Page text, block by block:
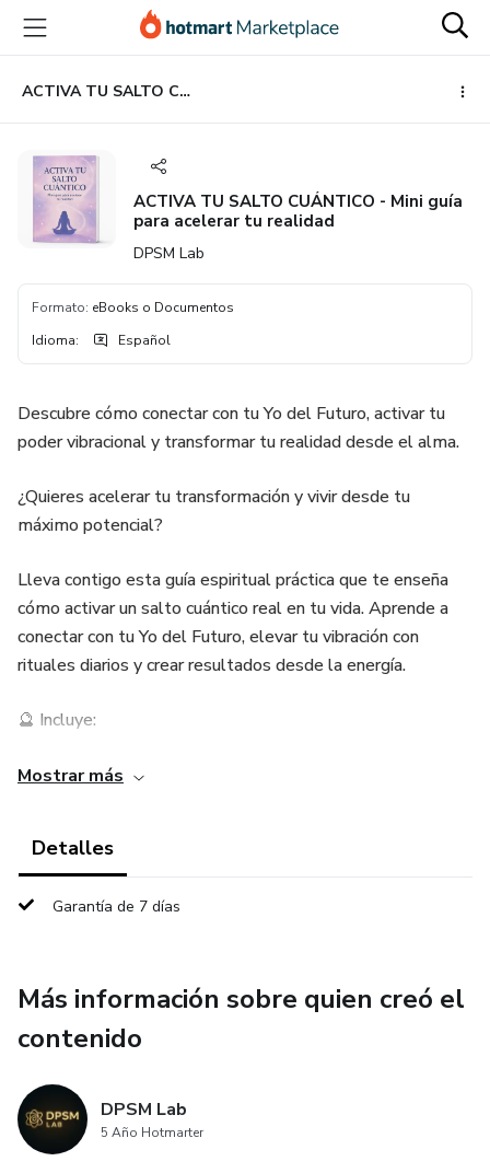
principal
página
de
página
ACTIVA TU SALTO CUÁNTICO - Mini guía para acelerar tu realidad
ACTIVA TU SALTO CUÁNTICO - Mini guía
para acelerar tu realidad
DPSM Lab
Formato: eBooks o Documentos
Idioma: Español
Descubre cómo conectar con tu Yo del Futuro, activar tu
poder vibracional y transformar tu realidad desde el alma.
¿Quieres acelerar tu transformación y vivir desde tu
máximo potencial?
Lleva contigo esta guía espiritual práctica que te enseña
cómo activar un salto cuántico real en tu vida. Aprende a
conectar con tu Yo del Futuro, elevar tu vibración con
rituales diarios y crear resultados desde la energía.
🔮 Incluye:
✅ Mini guía PDF
✅ Ritual cuántico de 5 minutos
✅ Audio guiado para conectar con tu Yo Cuántico
💫 Precio especial: $3 USD
✅ Acceso inmediato
✅ Complemento perfecto para tu ebook principal
Mostrar más
Detalles
Garantía de 7 días
Más información sobre quien creó el
contenido
DPSM Lab
5 Año Hotmarter